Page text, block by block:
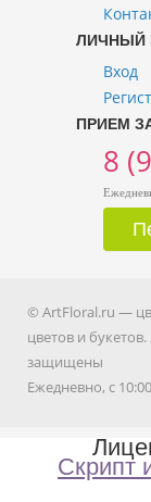
ЛИЧНЫЙ
Вход
ПРИЕМ
8
© ArtFloral.ru —
цветов и
защищены
Ежедневно, с
Скрипт